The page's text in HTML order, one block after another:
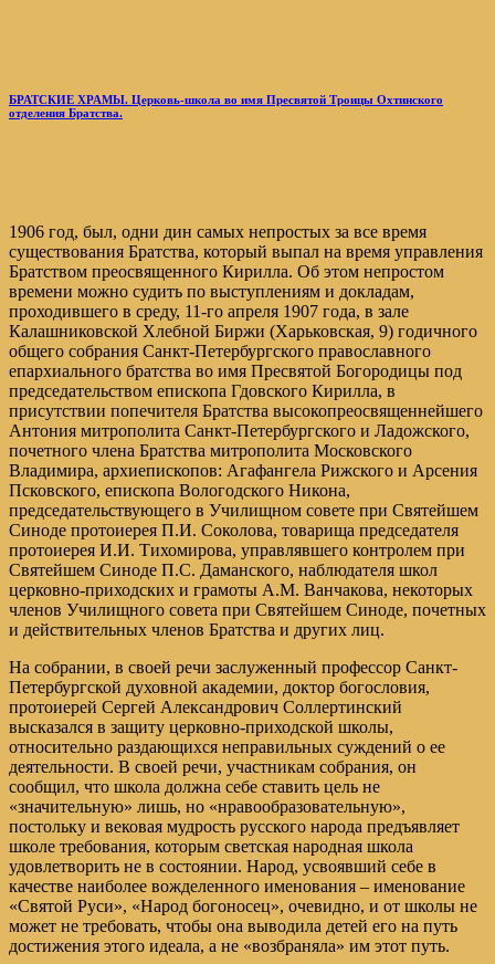
БРАТСКИЕ ХРАМЫ. Церковь-школа во имя Пресвятой Троицы Охтинского
отделения Братства.
1906 год, был, одни дин самых непростых за все время
существования Братства, который выпал на время управления
Братством преосвященного Кирилла. Об этом непростом
времени можно судить по выступлениям и докладам,
проходившего в среду, 11-го апреля 1907 года, в зале
Калашниковской Хлебной Биржи (Харьковская, 9) годичного
общего собрания Санкт-Петербургского православного
епархиального братства во имя Пресвятой Богородицы под
председательством епископа Гдовского Кирилла, в
присутствии попечителя Братства высокопреосвященнейшего
Антония митрополита Санкт-Петербургского и Ладожского,
почетного члена Братства митрополита Московского
Владимира, архиепископов: Агафангела Рижского и Арсения
Псковского, епископа Вологодского Никона,
председательствующего в Училищном совете при Святейшем
Синоде протоиерея П.И. Соколова, товарища председателя
протоиерея И.И. Тихомирова, управлявшего контролем при
Святейшем Синоде П.С. Даманского, наблюдателя школ
церковно-приходских и грамоты А.М. Ванчакова, некоторых
членов Училищного совета при Святейшем Синоде, почетных
и действительных членов Братства и других лиц.
На собрании, в своей речи заслуженный профессор Санкт-
Петербургской духовной академии, доктор богословия,
протоиерей Сергей Александрович Соллертинский
высказался в защиту церковно-приходской школы,
относительно раздающихся неправильных суждений о ее
деятельности. В своей речи, участникам собрания, он
сообщил, что школа должна себе ставить цель не
«значительную» лишь, но «нравообразовательную»,
постольку и вековая мудрость русского народа предъявляет
школе требования, которым светская народная школа
удовлетворить не в состоянии. Народ, усвоявший себе в
качестве наиболее вожделенного именования – именование
«Святой Руси», «Народ богоносец», очевидно, и от школы не
может не требовать, чтобы она выводила детей его на путь
достижения этого идеала, а не «возбраняла» им этот путь.